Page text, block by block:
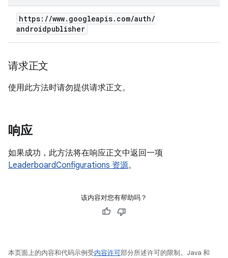
https: //www. googleapis. com/auth/
androidpublisher
请求正文
使用此方法时请勿提供请求正文。
响应
如果成功，此方法将在响应正文中返回一项
LeaderboardConfigurations 资源。
该内容对您有帮助吗？
本页面上的内容和代码示例受内容许可部分所述许可的限制。Java 和